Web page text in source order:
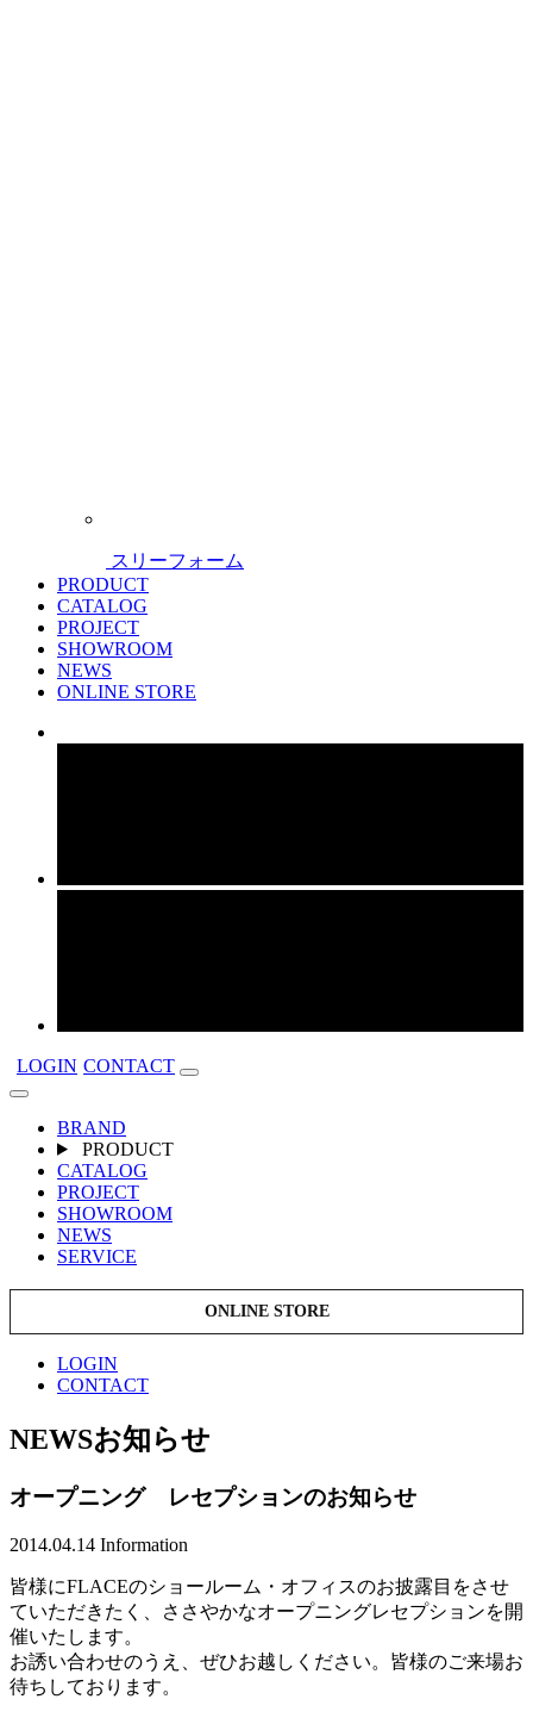
スリーフォーム
PRODUCT
CATALOG
PROJECT
SHOWROOM
NEWS
ONLINE STORE
LOGIN CONTACT
BRAND
PRODUCT
CATALOG
PROJECT
SHOWROOM
NEWS
SERVICE
ONLINE STORE
LOGIN
CONTACT
NEWSお知らせ
オープニング レセプションのお知らせ
2014.04.14 Information
皆様にFLACEのショールーム・オフィスのお披露目をさせ
ていただきたく、ささやかなオープニングレセプションを開
催いたします。
お誘い合わせのうえ、ぜひお越しください。皆様のご来場お
待ちしております。